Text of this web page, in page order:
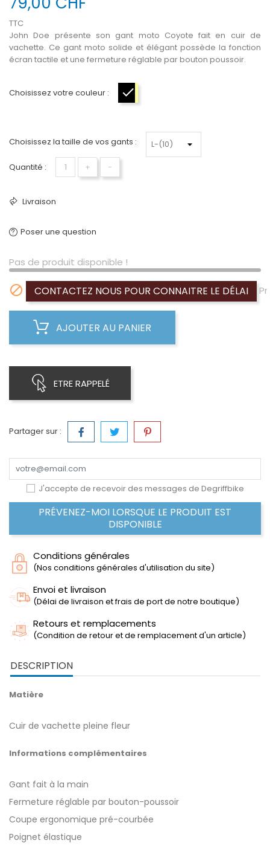
TTC
John Doe présente son gant moto Coyotefait en cuir de
vachette. Ce gant moto solide et élégant possède la fonction
écran tactile et une fermeture réglable par bouton poussoir.
Choisissez votre couleur :
Choisissez la taille de vos gants :
Quantité : + −
Livraison
Poser une question
Pas de produit disponible !
 CONTACTEZ NOUS POUR CONNAITRE LE DÉLAI
AJOUTER AU PANIER
ETRE RAPPELÉ
Partager sur :
J'accepte de recevoir des messages de Degriffbike
PRÉVENEZ-MOI LORSQUE LE PRODUIT EST
DISPONIBLE
Conditions générales
(Nos conditions générales d'utilisation du site)
Envoi et livraison
(Délai de livraison et frais de port de notre boutique)
Retours et remplacements
(Condition de retour et de remplacement d'un article)
DESCRIPTION
Matière
Cuir de vachette pleine fleur
Informations complémentaires
Gant fait à la main
Fermeture réglable par bouton-poussoir
Coupe ergonomique pré-courbée
Poignet élastique